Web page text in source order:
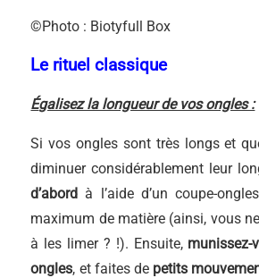
©Photo : Biotyfull Box
Le rituel classique
Égalisez la longueur de vos ongles :
Si vos ongles sont très longs et
diminuer considérablement leur
d’abord à l’aide d’un coupe-
maximum de matière (ainsi, vous
à les limer ? !). Ensuite, munissez-
ongles, et faites de petits